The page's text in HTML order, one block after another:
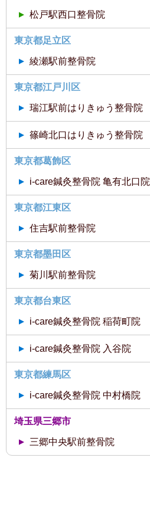
松戸駅西口整骨院
東京都足立区
綾瀬駅前整骨院
東京都江戸川区
瑞江駅前はりきゅう整骨院
篠崎北口はりきゅう整骨院
東京都葛飾区
i-care鍼灸整骨院 亀有北口院
東京都江東区
住吉駅前整骨院
東京都墨田区
菊川駅前整骨院
東京都台東区
i-care鍼灸整骨院 稲荷町院
i-care鍼灸整骨院 入谷院
東京都練馬区
i-care鍼灸整骨院 中村橋院
埼玉県三郷市
三郷中央駅前整骨院